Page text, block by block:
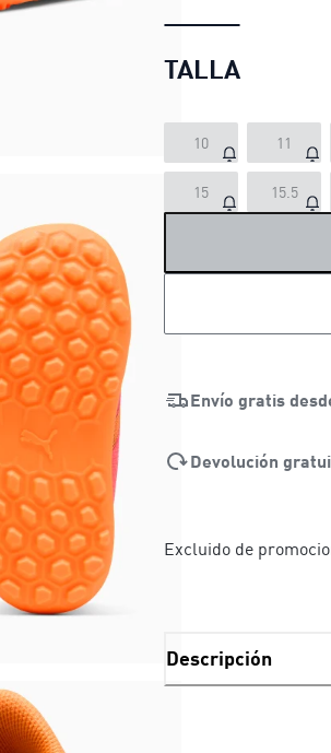
TALLA
10 11
15 15.5
Envío gratis
Devolución
Excluido de
Descripción